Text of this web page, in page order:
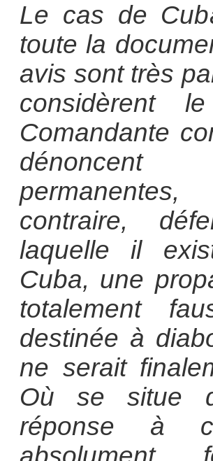
Le cas de
toute la
avis sont très
considèrent
Comandante
contraire,
laquelle il
Cuba, une
totalement
destinée à
ne serait
Où se situe
réponse à